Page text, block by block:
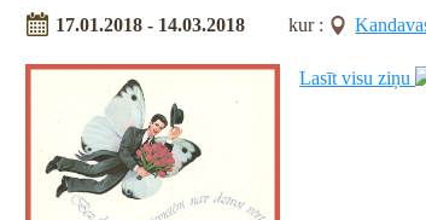
17.01.2018 - 14.03.2018 kur :
Lasīt visu ziņu